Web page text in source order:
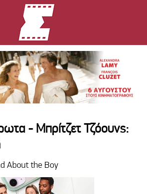
- Μπρίτζετ Τζόουνς:
About the Boy